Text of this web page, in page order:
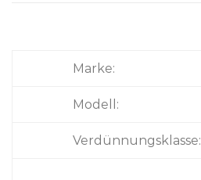
Marke:
Modell:
Verdünnungsklasse: